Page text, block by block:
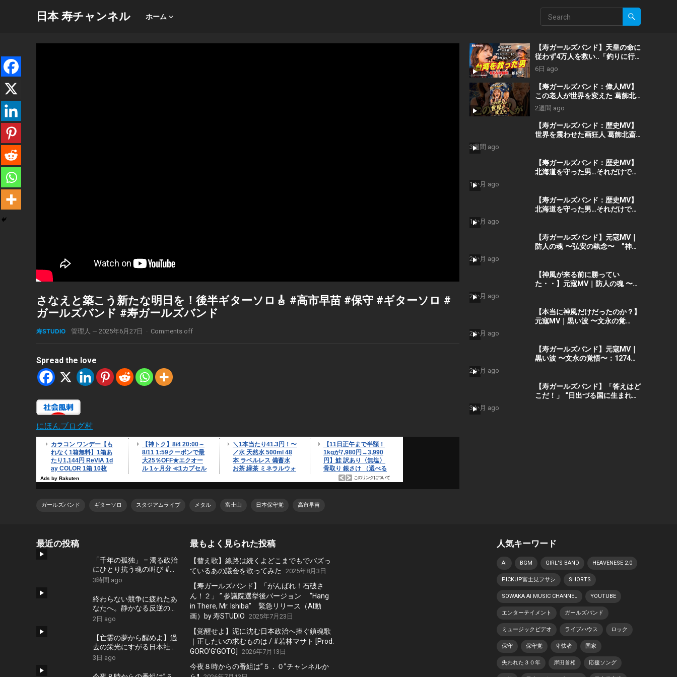
日本 寿チャンネル ホーム
さなえと築こう新たな明日を！後半ギターソロ🎸 #高市早苗 #保守 #ギターソロ #
ガールズバンド #寿ガールズバンド
寿STUDIO 管理人 — 2025年6月27日 · Comments off
Spread the love
にほんブログ村
ガールズバンド ギターソロ スタジアムライブ メタル 富士山 日本保守党 高市早苗
【寿ガールズバンド】天皇の命に
従わず4万人を救い..「釣りに行
く」と家を出て.. 台湾を救った男
｜根本博『名もなき勝利』 by
寿STUDIO
6日 ago
【寿ガールズバンド：偉人MV】
この老人が世界を変えた 葛飾北
斎 ―HOKUSAI― (ダイジェス
ト）By 寿STUDIO
2週間 ago
【寿ガールズバンド：歴史MV】
世界を震わせた画狂人 葛飾北斎
3週間 ago
【寿ガールズバンド：歴史MV】
北海道を守った男…それだけでは
STUDIO
1か月 ago
【寿ガールズバンド：歴史MV】
北海道を守った男…それだけでは
STUDIO
1か月 ago
【寿ガールズバンド】元寇MV｜
防人の魂 〜弘安の執念〜 ”神風
By 寿STUDIO Part 2
2か月 ago
【神風が来る前に勝ってい
た・・】元寇MV｜防人の魂 〜弘
2か月 ago
【本当に神風だけだったのか？】
元寇MV｜黒い波 〜文永の覚
覚悟 (AIショート動画）Part 1
by 寿ガールズバンド
2か月 ago
【寿ガールズバンド】元寇MV｜
黒い波 〜文永の覚悟〜：1274年
画）Part 1 by 寿STDIO
2か月 ago
【寿ガールズバンド】「答えはど
こだ！」 “日出づる国に生まれ
3か月 ago
最近の投稿
「千年の孤独」 – 濁る政治
にひとり抗う魂の叫び #藤
原幾世史 #shorts #社会問
3時間 ago
終わらない競争に疲れたあ
なたへ。静かなる反逆の歌
『かわいた世界』/ #近本真
2日 ago
【亡霊の夢から醒めよ】過
去の栄光にすがる日本社会
への痛烈な一撃『遠い蜃気
3日 ago
最もよく見られた投稿
【替え歌】線路は続くよどこまでもでバズっ
ているあの議会を歌ってみた
2025年8月3日
【寿ガールズバンド】「がんばれ！石破さ
ん！２」 ” 参議院選挙後バージョン “Hang
in There, Mr. Ishiba” 緊急リリース（AI動
画）by 寿STUDIO 2025年7月23日
【覚醒せよ】泥に沈む日本政治へ捧ぐ鎮魂歌
｜正したいの求むものは / #若林マサト [Prod.
GORO’G’GOTO]
2026年7月13日
今夜８時からの番組は”５．０”チャンネルか
人気キーワード
AI BGM GIRL'S BAND HEAVENESE 2.0
PICKUP富士見フサシ SHORTS
SOWAKA AI MUSIC CHANNEL YOUTUBE
エンターテイメント ガールズバンド
ミュージックビデオ ライブハウス ロック
保守 保守党 卑怯者 国家
失われた３０年 岸田首相 応援ソング